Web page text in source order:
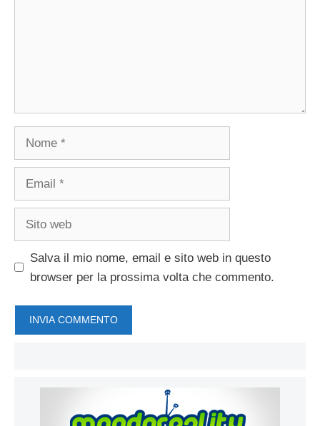
Salva il mio nome, email e sito web in questo
browser per la prossima volta che commento.